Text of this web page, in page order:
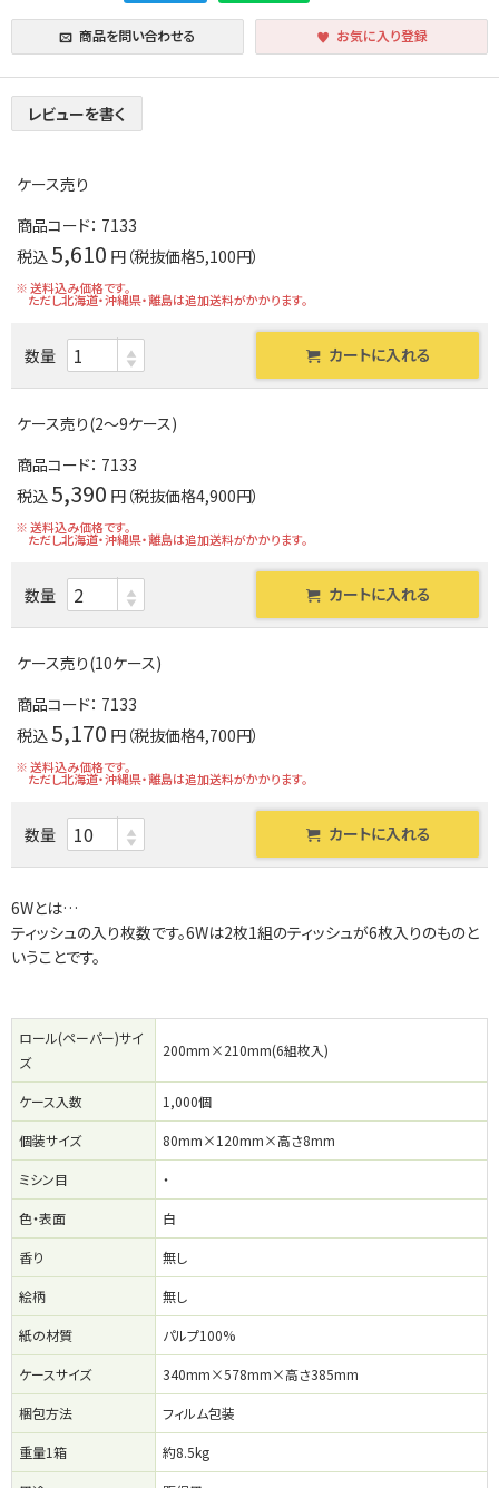
商品を問い合わせる お気に入り登録
レビューを書く
ケース売り
商品コード： 7133
税込 5,610 円（税抜価格5,100円）
※ 送料込み価格です。
ただし北海道・沖縄県・離島は追加送料がかかります。
数量 カートに入れる
ケース売り(2～9ケース)
商品コード： 7133
税込 5,390 円（税抜価格4,900円）
※ 送料込み価格です。
ただし北海道・沖縄県・離島は追加送料がかかります。
数量 カートに入れる
ケース売り(10ケース)
商品コード： 7133
税込 5,170 円（税抜価格4,700円）
※ 送料込み価格です。
ただし北海道・沖縄県・離島は追加送料がかかります。
数量 カートに入れる
6Wとは…
ティッシュの入り枚数です。6Wは2枚1組のティッシュが6枚入りのものと
いうことです。
ロール(ペーパー)サイ
ズ
200mm×210mm(6組枚入)
ケース入数 1,000個
個装サイズ 80mm×120mm×高さ8mm
ミシン目 ・
色・表面 白
香り 無し
絵柄 無し
紙の材質 パルプ100%
ケースサイズ 340mm×578mm×高さ385mm
梱包方法 フィルム包装
重量1箱 約8.5kg